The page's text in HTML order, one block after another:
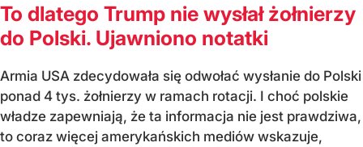
To dlatego Trump nie wysłał żołnierzy
do Polski. Ujawniono notatki
Armia USA zdecydowała się odwołać wysłanie do Polski
ponad 4 tys. żołnierzy w ramach rotacji. I choć polskie
władze zapewniają, że ta informacja nie jest prawdziwa,
to coraz więcej amerykańskich mediów wskazuje,